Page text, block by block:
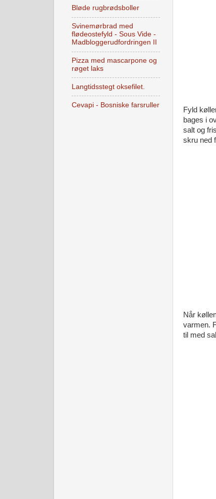
Fyld
bages i
salt og
skru ned
Når
varmen.
til med
Bløde rugbrødsboller
Svinemørbrad med
flødeostefyld - Sous Vide -
Madbloggerudfordringen II
Pizza med mascarpone og
røget laks
Langtidsstegt oksefilet.
Cevapi - Bosniske farsruller